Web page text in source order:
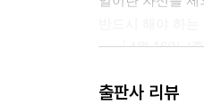
--- 「4월 16일, ‘
치열한 논쟁 끝에
출판사 리뷰